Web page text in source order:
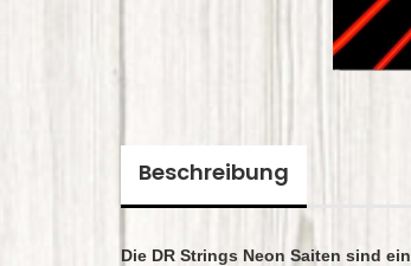
Beschreibung
Die DR Strings Neon Saiten sind